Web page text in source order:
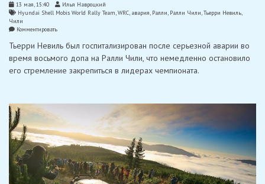
13 мая, 15:40
Илья Навроцкий
Hyundai Shell Mobis World Rally Team,WRC, авария, Ралли, Ралли Чили,Тьерри Невиль
Чили
Комментироватьon
Невиль
о
своей
в
Тьерри Невиль был госпитализирован после серьезной аварии во
время восьмого допа на Ралли Чили, что немедленно остановило
его стремление закрепиться в лидерах чемпионата.